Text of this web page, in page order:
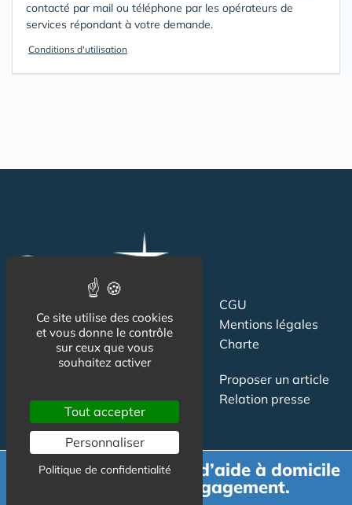
contacté par mail ou téléphone par les opérateurs de
services répondant à votre demande.
Conditions d'utilisation
CGU
Mentions légales
Charte
Newsletter
Publicité
Proposer un article
Relation presse
Demande de devis d’aide à domicile
gratuit et sans engagement.
Ce site utilise des cookies
et vous donne le contrôle
sur ceux que vous
souhaitez activer
Tout accepter
Personnaliser
Politique de confidentialité